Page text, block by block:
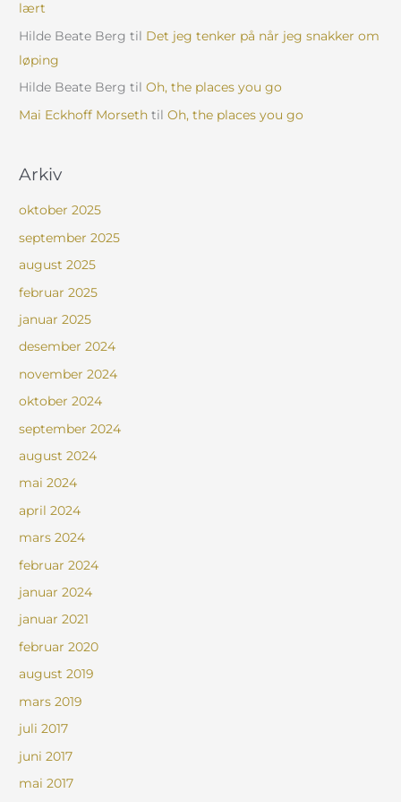
lært
Hilde Beate Berg til Det jeg tenker på når jeg snakker om
løping
Hilde Beate Berg tilOh, the places you go
Mai Eckhoff Morseth tilOh, the places you go
Arkiv
oktober 2025
september 2025
august 2025
februar 2025
januar 2025
desember 2024
november 2024
oktober 2024
september 2024
august 2024
mai 2024
april 2024
mars 2024
februar 2024
januar 2024
januar 2021
februar 2020
august 2019
mars 2019
juli 2017
juni 2017
mai 2017